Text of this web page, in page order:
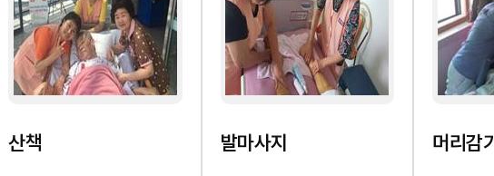
산책 발마사지 머리감